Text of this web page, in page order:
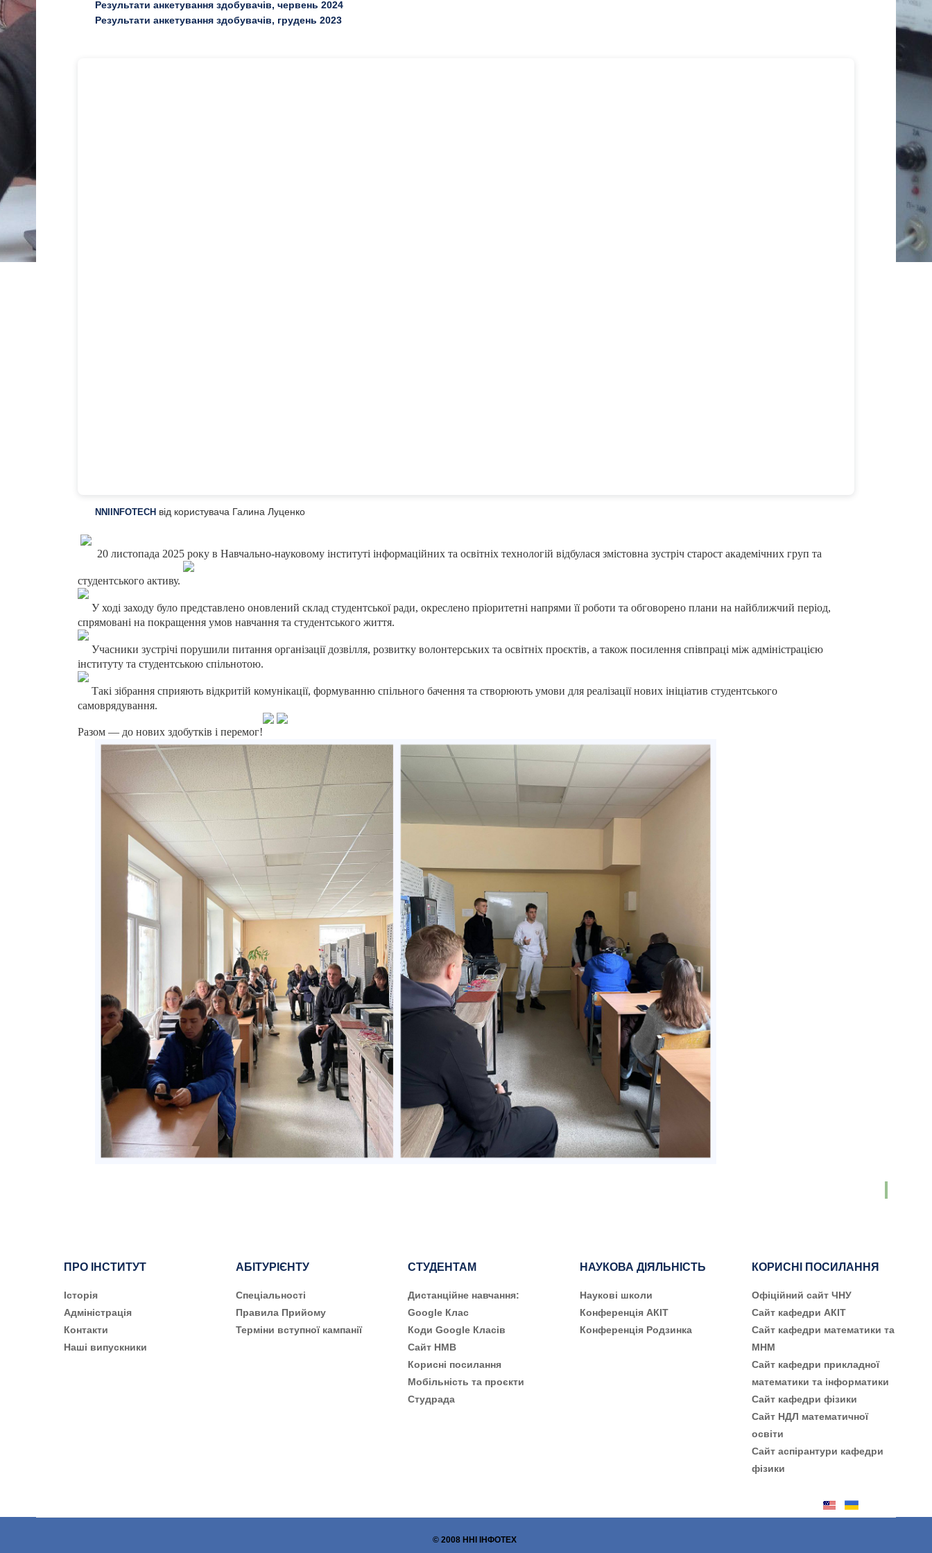
Результати анкетування здобувачів, червень 2024
Результати анкетування здобувачів, грудень 2023
NNIINFOTECH від користувача Галина Луценко
20 листопада 2025 року в Навчально-науковому інституті інформаційних та освітніх технологій відбулася змістовна зустріч старост академічних груп та
студентського активу.
️У ході заходу було представлено оновлений склад студентської ради, окреслено пріоритетні напрями її роботи та обговорено плани на найближчий період,
спрямовані на покращення умов навчання та студентського життя.
Учасники зустрічі порушили питання організації дозвілля, розвитку волонтерських та освітніх проєктів, а також посилення співпраці між адміністрацією
інституту та студентською спільнотою.
Такі зібрання сприяють відкритій комунікації, формуванню спільного бачення та створюють умови для реалізації нових ініціатив студентського
самоврядування.
Разом — до нових здобутків і перемог!
ПРО ІНСТИТУТ
Історія
Адміністрація
Контакти
Наші випускники
АБІТУРІЄНТУ
Cпеціальності
Правила Прийому
Терміни вступної кампанії
СТУДЕНТАМ
Дистанційне навчання:
Google Клас
Коди Google Класів
Сайт НМВ
Корисні посилання
Мобільність та проєкти
Студрада
НАУКОВА ДІЯЛЬНІСТЬ
Наукові школи
Конференція АКІТ
Конференція Родзинка
КОРИСНІ ПОСИЛАННЯ
Офіційний сайт ЧНУ
Сайт кафедри АКІТ
Сайт кафедри математики та
МНМ
Сайт кафедри прикладної
математики та інформатики
Сайт кафедри фізики
Сайт НДЛ математичної
освіти
Сайт аспірантури кафедри
фізики
© 2008 ННІ ІНФОТЕХ